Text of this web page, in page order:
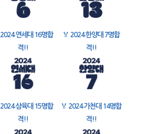
2024 연세대 16명합
격!!
🏅 2024 한양대 7명합
격!!
2024 삼육대 15명합
격!!
🏅 2024 가천대 14명합
격!!